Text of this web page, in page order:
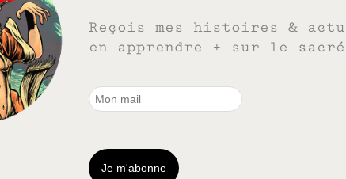
Reçois mes histoires &
en apprendre + sur le